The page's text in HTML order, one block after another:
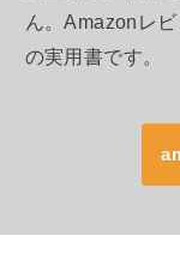
ん。Amazonレ
の実用書です。